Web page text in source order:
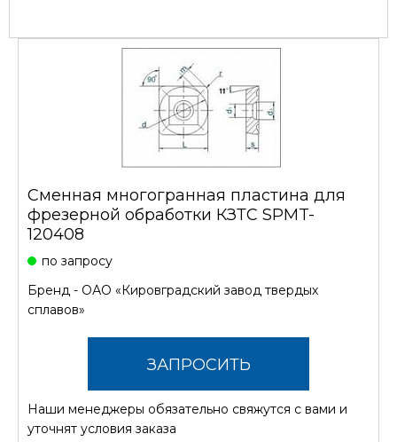
Cменная многогранная пластина для
фрезерной обработки КЗТС SPMT-
120408
по запросу
Бренд - ОАО «Кировградский завод твердых
сплавов»
ЗАПРОСИТЬ
СТОИМОСТЬ
Наши менеджеры обязательно свяжутся с вами и
уточнят условия заказа